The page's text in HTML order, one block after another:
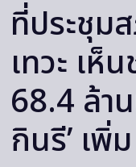
ที่ประชุม
เทวะ เ
68.4 ล้า
กินรี’ เพิ่ม